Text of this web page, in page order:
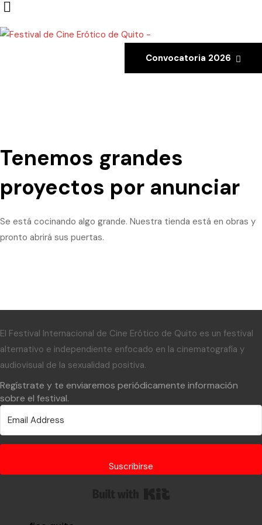
Convocatoria 2026
Tenemos grandes
proyectos por anunciar
Se está cocinando algo grande. Nuestra tienda está en obras y
pronto abrirá sus puertas.
El Festival Internacional de Cine Erótico de Quito es un festival
alternativo e independiente enfocado en la cinematografía y
audiovisual de la sexualidad positiva.
Regístrate y te enviaremos periódicamente información
sobre el festival.
Suscribirse